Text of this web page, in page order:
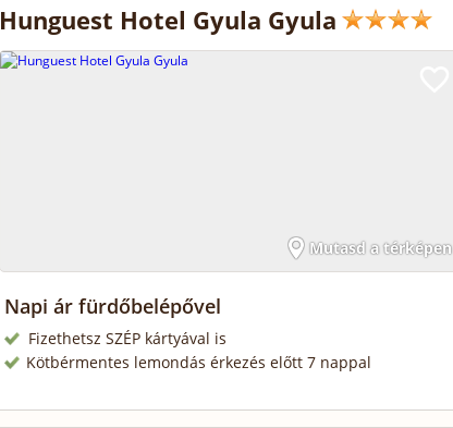
Hunguest Hotel Gyula Gyula
Mutasd a térképen
Napi ár fürdőbelépővel
Fizethetsz SZÉP kártyával is
Kötbérmentes lemondás érkezés előtt 7 nappal